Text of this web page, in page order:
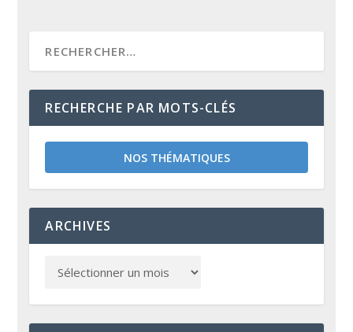
RECHERCHE PAR MOTS-CLÉS
NOS THÉMATIQUES
ARCHIVES